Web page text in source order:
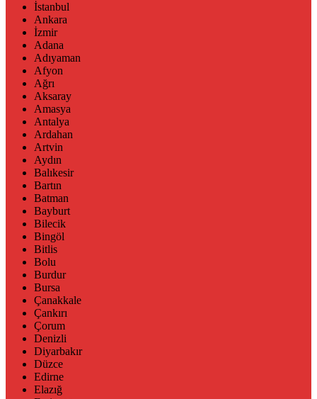
İstanbul
Ankara
İzmir
Adana
Adıyaman
Afyon
Ağrı
Aksaray
Amasya
Antalya
Ardahan
Artvin
Aydın
Balıkesir
Bartın
Batman
Bayburt
Bilecik
Bingöl
Bitlis
Bolu
Burdur
Bursa
Çanakkale
Çankırı
Çorum
Denizli
Diyarbakır
Düzce
Edirne
Elazığ